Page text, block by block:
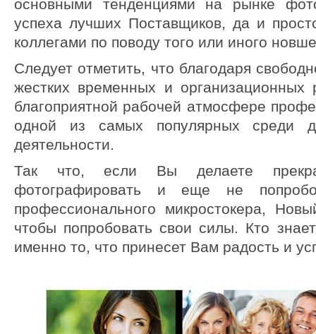
основными тенденциями на рынке
успеха лучших Поставщиков, да и
коллегами по поводу того или иного
Следует отметить, что благодаря
жестких временных и
благоприятной рабочей атмосфере
одной из самых популярных среди
деятельности.
Так что, если Вы делаете
фотографировать и еще не
профессионального микростокера,
чтобы попробовать свои силы. Кто
именно то, что принесет Вам радость и